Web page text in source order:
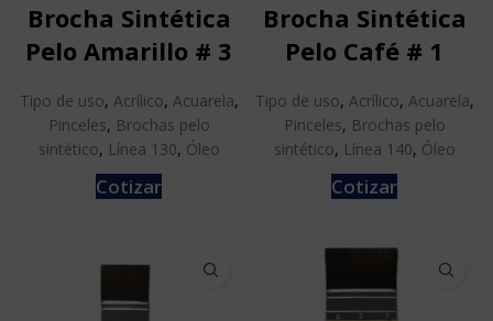
Brocha Sintética
Pelo Amarillo # 3
Tipo de uso, Acrílico, Acuarela,
Pinceles, Brochas pelo
sintético, Línea 130, Óleo
Cotizar
Brocha Sintética
Pelo Café # 1
Tipo de uso, Acrílico, Acuarela,
Pinceles, Brochas pelo
sintético, Línea 140, Óleo
Cotizar